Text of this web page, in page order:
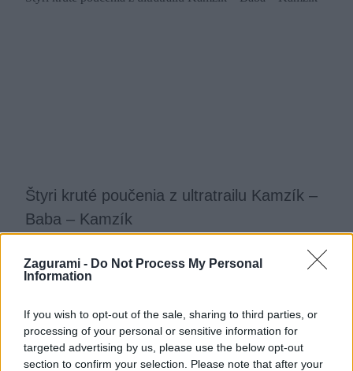
Zagurami - Do Not Process My Personal
Information
If you wish to opt-out of the sale, sharing to third parties, or
processing of your personal or sensitive information for
targeted advertising by us, please use the below opt-out
section to confirm your selection. Please note that after your
Štyri kruté poučenia z ultratrailu Kamzík –
Baba – Kamzík